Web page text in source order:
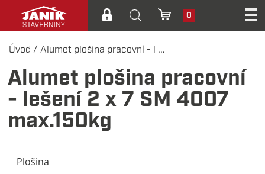
0
Úvod / Alumet plošina pracovní - l ...
Alumet plošina pracovní
- lešení 2 x 7 SM 4007
max.150kg
Plošina